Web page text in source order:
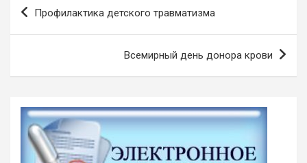
Профилактика детского травматизма
Всемирный день донора крови